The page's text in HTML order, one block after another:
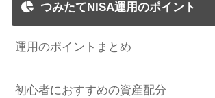
つみたてNISA運用のポイント
運用のポイントまとめ
初心者におすすめの資産配分